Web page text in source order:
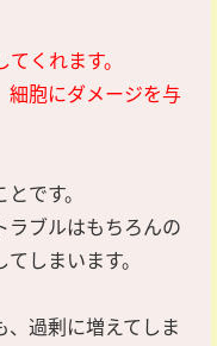
くれます。
細胞にダメージを与
です。
ラブルはもちろんの
しまいます。
、過剰に増えてしま